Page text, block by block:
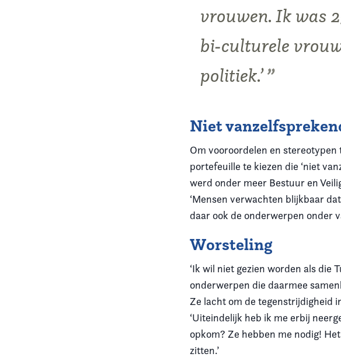
vrouwen. Ik was
bi-culturele
politiek.’
Niet
Om vooroordelen en
portefeuille te kiezen die ‘niet
werd onder meer Bestuur en
‘Mensen verwachten blijkbaar
daar ook de onderwerpen onder
Worsteling
‘Ik wil niet gezien worden als die
onderwerpen die daarmee
Ze lacht om de tegenstrijdigheid
‘Uiteindelijk heb ik me erbij
opkom? Ze hebben me nodig!
zitten.’